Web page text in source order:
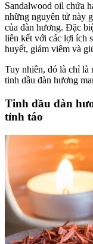
Sandalwood oil chứa
những nguyên tử này
của đàn hương. Đặc
liên kết với các lợi ích
huyết, giảm viêm và
Tuy nhiên, đó là chỉ là
tinh dầu đàn hương
Tinh dầu đàn
tỉnh táo